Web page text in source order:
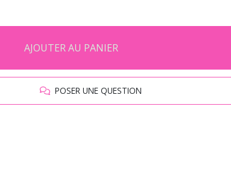
AJOUTER AU PANIER
POSER UNE QUESTION